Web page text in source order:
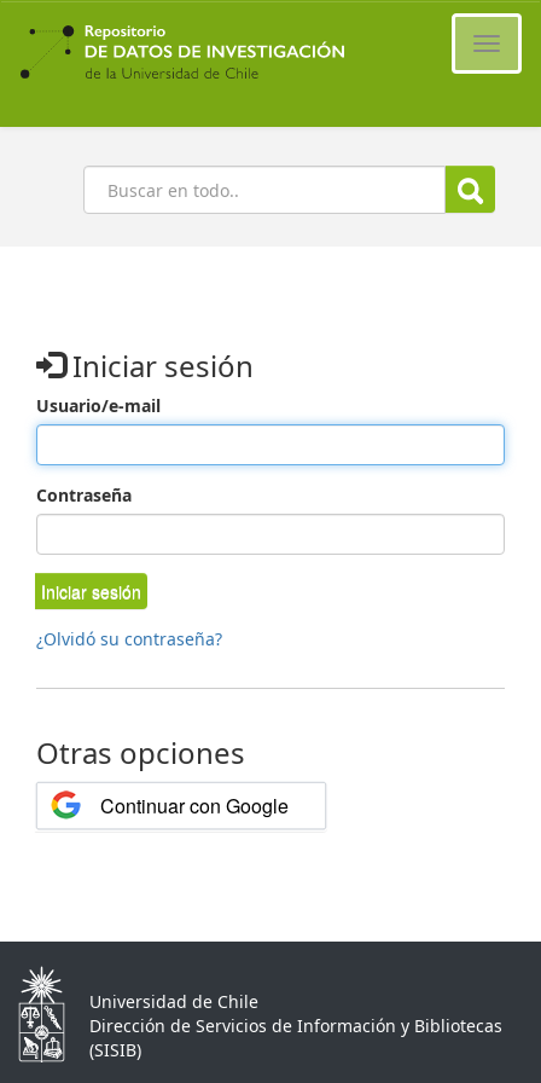
Ir
contenido
principal
Buscar
Iniciar sesión
Usuario/e-mail
Contraseña
Iniciar sesión
¿Olvidó su contraseña?
Otras opciones
Continuar con Google
Universidad de Chile
Dirección de Servicios de Información y Bibliotecas
(SISIB)